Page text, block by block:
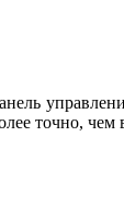
точно,